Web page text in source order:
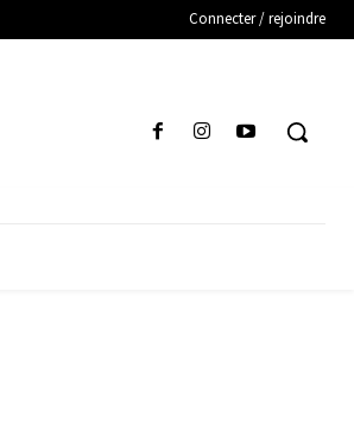
Connecter / rejoindre